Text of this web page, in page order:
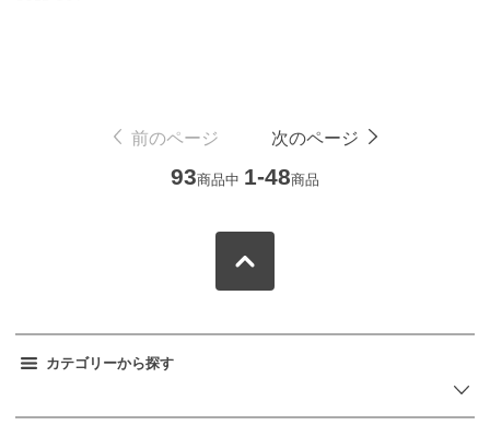
前のページ 次のページ
93商品中 1-48商品
カテゴリーから探す